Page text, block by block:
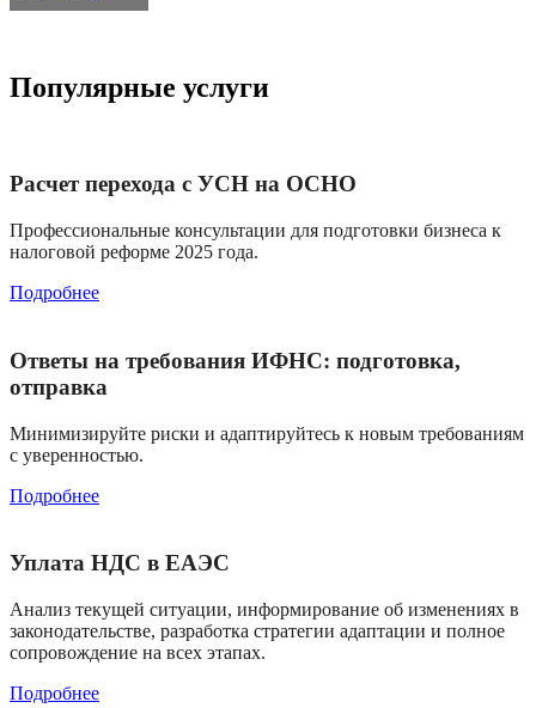
Популярные услуги
Расчет перехода с УСН на ОСНО
Профессиональные консультации для подготовки бизнеса к
налоговой реформе 2025 года.
Подробнее
Ответы на требования ИФНС: подготовка,
отправка
Минимизируйте риски и адаптируйтесь к новым требованиям
с уверенностью.
Подробнее
Уплата НДС в ЕАЭС
Анализ текущей ситуации, информирование об изменениях в
законодательстве, разработка стратегии адаптации и полное
сопровождение на всех этапах.
Подробнее